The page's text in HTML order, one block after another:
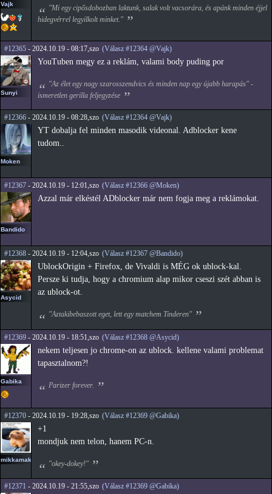
Vajk
"Mi egy cipősdobozban laktunk, salak volt vacsorára, és apánk minden éjjel
hidegvérrel legyilkolt minket."
#12365 - 2024.10.19 - 08:17,szo (Válasz #12364 @Vajk)
Sunyi
YouTuben megy ez a reklám, valami body puding por
"Az élet egy nagy szarosszendvics és minden nap egy újabb harapás" -
ismeretlen gerilla feljegyzése
#12366 - 2024.10.19 - 08:28,szo (Válasz #12364 @Vajk)
Moken
YT dobalja fel minden masodik videonal. Adblocker kene
tudom..
#12367 - 2024.10.19 - 12:01,szo (Válasz #12366 @Moken)
Bandido
Azzal már elkéstél ADblocker már nem fogja meg a reklámokat.
#12368 - 2024.10.19 - 12:04,szo (Válasz #12367 @Bandido)
Asycid
UblockOrigin + Firefox, de Vivaldi is MÉG ok ublock-kal.
Persze ki tudja, hogy a chromium alap mikor cseszi szét abban is
az ublock-ot.
"Aztakibebaszott eget, lett egy matchem Tinderen"
#12369 - 2024.10.19 - 18:51,szo (Válasz #12368 @Asycid)
Gabika
nekem teljesen jo chrome-on az ublock. kellene valami problemat
tapasztalnom?!
Parizer forever.
#12370 - 2024.10.19 - 19:28,szo (Válasz #12369 @Gabika)
mikkamakka
+1
mondjuk nem telon, hanem PC-n.
"okey-dokey!"
#12371 - 2024.10.19 - 21:55,szo (Válasz #12369 @Gabika)